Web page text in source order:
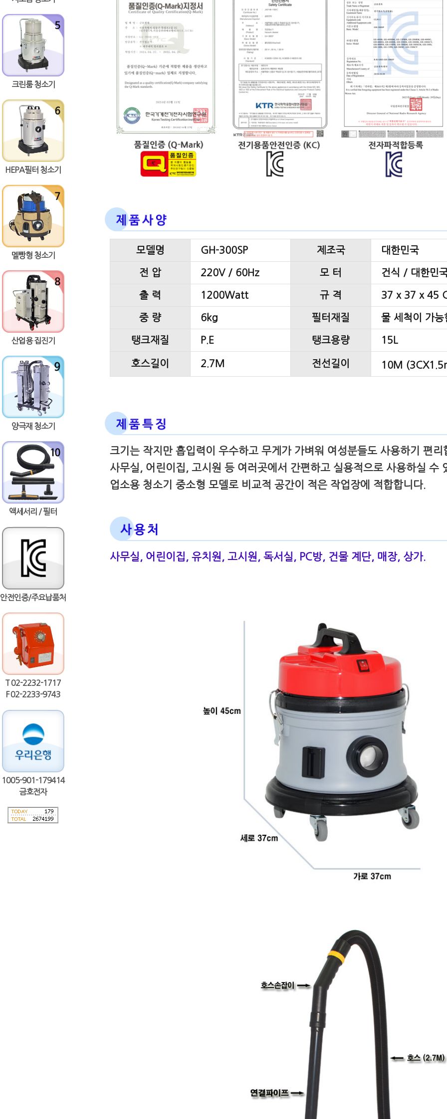
크린룸 청소기
HEPA필터 청소기
멜빵형 청소기
산업용 집진기
양극재 청소기
액세서리 / 필터
안전인증/주요납품처
T 02-2232-1717
F 02-2233-9743
1005-901-179414
금호전자
모델명 GH-300SP 제조국 대한민국
전 압 220V / 60Hz 모 터 건식 / 대한민
출 력 1200Watt 규 격 37 x 37 x 45
중 량 6kg 필터재질 물 세척이 가능
탱크재질 P.E 탱크용량 15L
호스길이 2.7M 전선길이 10M
크기는 작지만 흡입력이 우수하고 무게가 가벼워 여성분들도 사용하기 편리
사무실, 어린이집, 고시원 등 여러곳에서 간편하고 실용적으로 사용하실 수
업소용 청소기 중소형 모델로 비교적 공간이 적은 작업장에 적합합니다.
사무실, 어린이집, 유치원, 고시원, 독서실, PC방, 건물 계단, 매장, 상가.